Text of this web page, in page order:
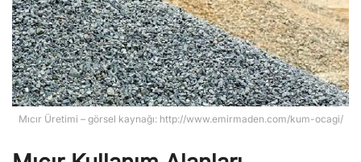
Mıcır Üretimi – görsel kaynağı: http://www.emirmaden.com/kum-ocagi/